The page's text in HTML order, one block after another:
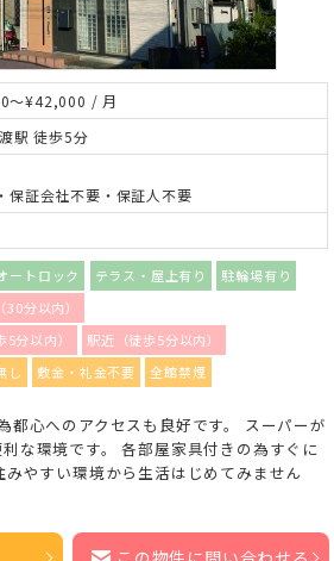
～¥42,000 / 月
駅 徒歩5分
証会社不要・保証人不要
ートロック テラス・屋上有り
駐輪場有り
分以内）
分以内）
駅近（徒歩5分以内）
し 敷金・礼金不要 全館禁煙
都心へのアクセスも良好です。 スーパーが
な環境です。 各部屋家具付きの為すぐに
やすい環境から生活はじめてみません